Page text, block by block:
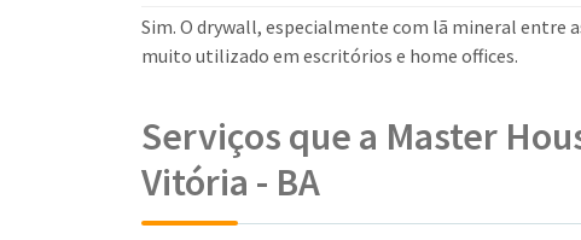
Sim. O drywall, especialmente com lã mineral entre
muito utilizado em escritórios e home offices.
Serviços que a Master
Vitória - BA